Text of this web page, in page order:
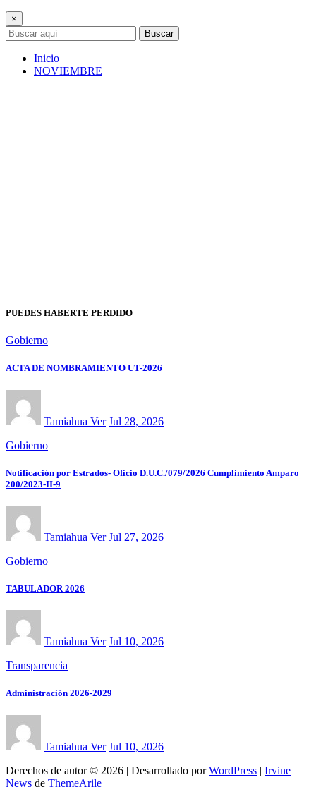
×
Buscar
Inicio
NOVIEMBRE
PUEDES HABERTE PERDIDO
Gobierno
ACTA DE NOMBRAMIENTO UT-2026
Tamiahua Ver Jul 28, 2026
Gobierno
Notificación por Estrados- Oficio D.U.C./079/2026 Cumplimiento Amparo
200/2023-II-9
Tamiahua Ver Jul 27, 2026
Gobierno
TABULADOR 2026
Tamiahua Ver Jul 10, 2026
Transparencia
Administración 2026-2029
Tamiahua Ver Jul 10, 2026
Derechos de autor © 2026 | Desarrollado porWordPress | Irvine
News de ThemeArile